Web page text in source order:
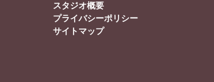
スタジオ概要
プライバシーポリシー
サイトマップ